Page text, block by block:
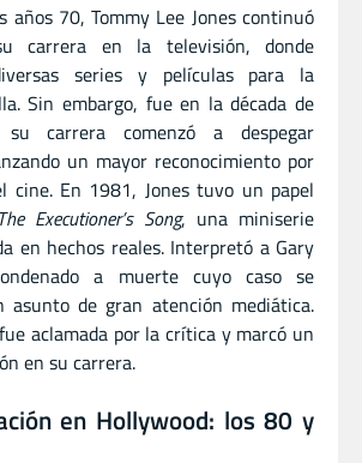
años 70, Tommy Lee Jones continuó
carrera en la televisión, donde
series y películas para la
Sin embargo, fue en la década de
carrera comenzó a despegar
un mayor reconocimiento por
cine. En 1981, Jones tuvo un papel
The Executioner’s Song, una miniserie
en hechos reales. Interpretó a Gary
a muerte cuyo caso se
de gran atención mediática.
aclamada por la crítica y marcó un
en su carrera.
en Hollywood: los 80 y